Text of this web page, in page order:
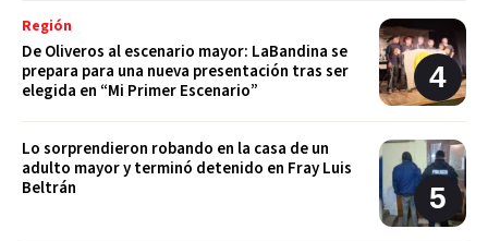
Región
De Oliveros al escenario mayor: LaBandina se
prepara para una nueva presentación tras ser
elegida en “Mi Primer Escenario”
Lo sorprendieron robando en la casa de un
adulto mayor y terminó detenido en Fray Luis
Beltrán